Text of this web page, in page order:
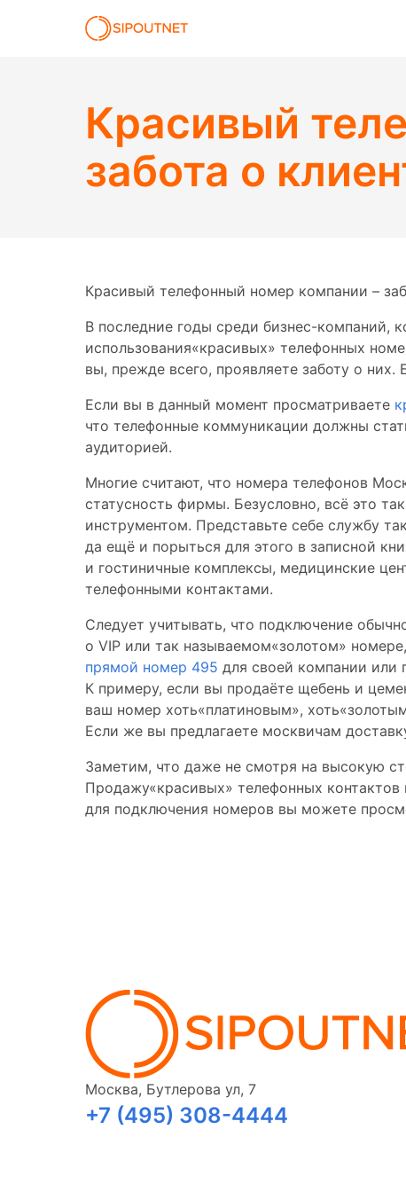
Красивый
забота о
Красивый телефонный номер компании –
В последние годы среди бизнес-компаний,
использования«красивых» телефонных
вы, прежде всего, проявляете заботу о
Если вы в данный момент просматриваете
что телефонные коммуникации должны
аудиторией.
Многие считают, что номера телефонов
статусность фирмы. Безусловно, всё это
инструментом. Представьте себе службу
да ещё и порыться для этого в записной
и гостиничные комплексы, медицинские
телефонными контактами.
Следует учитывать, что подключение
о VIP или так называемом«золотом»
прямой номер 495 для своей компании или
К примеру, если вы продаёте щебень и
ваш номер хоть«платиновым»,
Если же вы предлагаете москвичам
Заметим, что даже не смотря на высокую
Продажу«красивых» телефонных
для подключения номеров вы можете
Москва, Бутлерова ул, 7
+7 (495) 308-4444